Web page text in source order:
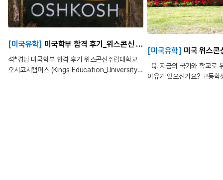
[미국유학] 미국학부 합격 후기_위스콘신 주립대학교 (University of Wisconsin)
석*경님 미국학부 합격 후기 위스콘신주립대학교
오시코시캠퍼스 (Kings Education_University
[미국유학] 미국 위스콘신 오시코시_윤*환님 진학
Q. 지금의 국가와 학교로
이유가 있으신가요? 고등학